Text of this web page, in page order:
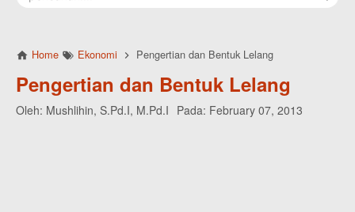
Home Ekonomi Pengertian dan Bentuk Lelang
Pengertian dan Bentuk Lelang
Oleh: Mushlihin, S.Pd.I, M.Pd.I Pada: February 07, 2013